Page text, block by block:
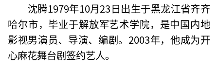
沈腾1979年10月23日出生于黑龙江省齐齐
哈尔市，毕业于解放军艺术学院，是中国内地
影视男演员、导演、编剧。2003年，他成为开
心麻花舞台剧签约艺人。